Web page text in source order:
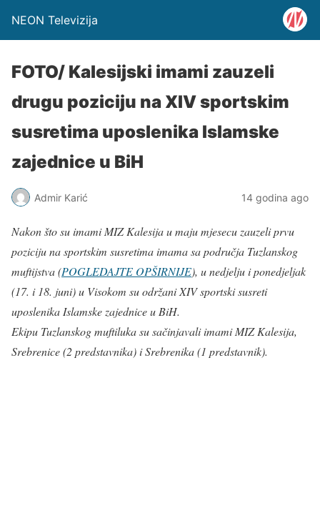
NEON Televizija
FOTO/ Kalesijski imami zauzeli
drugu poziciju na XIV sportskim
susretima uposlenika Islamske
zajednice u BiH
Admir Karić 14 godina ago
Nakon što su imami MIZ Kalesija u maju mjesecu zauzeli prvu
poziciju na sportskim susretima imama sa područja Tuzlanskog
muftijstva (POGLEDAJTE OPŠIRNIJE), u nedjelju i ponedjeljak
(17. i 18. juni) u Visokom su održani XIV sportski susreti
uposlenika Islamske zajednice u BiH.
Ekipu Tuzlanskog muftiluka su sačinjavali imami MIZ Kalesija,
Srebrenice (2 predstavnika) i Srebrenika (1 predstavnik).